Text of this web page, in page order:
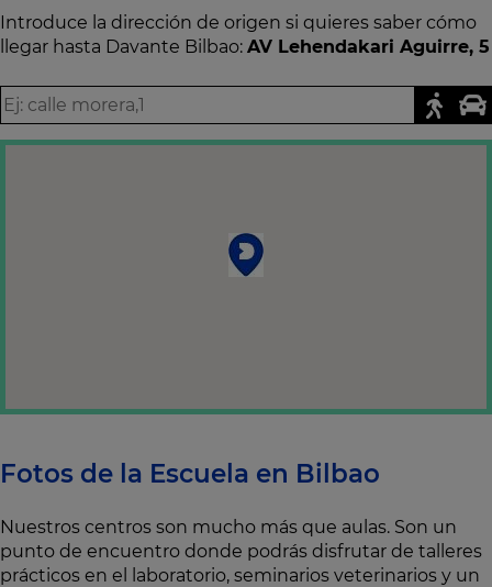
Introduce la dirección de origen si quieres saber cómo
llegar hasta Davante Bilbao: AV Lehendakari Aguirre, 5
Fotos de la Escuela en Bilbao
Nuestros centros son mucho más que aulas. Son un
punto de encuentro donde podrás disfrutar de talleres
prácticos en el laboratorio, seminarios veterinarios y un